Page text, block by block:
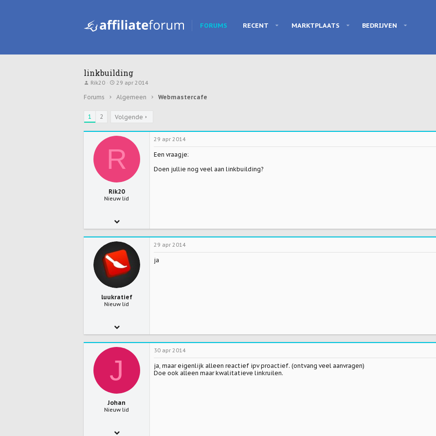
FORUMS RECENT MARKTPLAATS BEDRIJVEN
linkbuilding
T
p
t
a
Rik20
S
a
d
t
u
29 apr 2014
Forums Algemeen Webmastercafe
1 2 Volgende
R
Rik20
Nieuw lid
0
29 apr 2014
Een vraagje:
Doen jullie nog veel aan linkbuilding?
luukratief
Nieuw lid
0
29 apr 2014
ja
J
Johan
Nieuw lid
30 apr 2014
ja, maar eigenlijk alleen reactief ipv proactief. (ontvang veel aanvragen)
Doe ook alleen maar kwalitatieve linkruilen.